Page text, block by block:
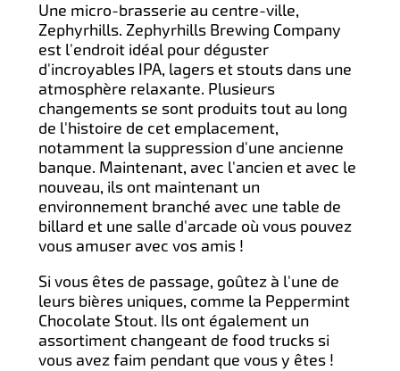
Une micro-brasserie au centre-ville,
Zephyrhills. Zephyrhills Brewing Company
est l'endroit idéal pour déguster
d'incroyables IPA, lagers et stouts dans une
atmosphère relaxante. Plusieurs
changements se sont produits tout au long
de l'histoire de cet emplacement,
notamment la suppression d'une ancienne
banque. Maintenant, avec l'ancien et avec le
nouveau, ils ont maintenant un
environnement branché avec une table de
billard et une salle d'arcade où vous pouvez
vous amuser avec vos amis !
Si vous êtes de passage, goûtez à l'une de
leurs bières uniques, comme la Peppermint
Chocolate Stout. Ils ont également un
assortiment changeant de food trucks si
vous avez faim pendant que vous y êtes !